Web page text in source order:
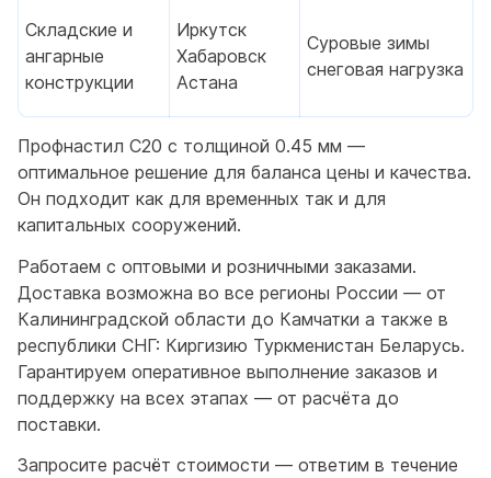
Складские и
ангарные
конструкции
Иркутск
Хабаровск
Астана
Суровые зимы
снеговая нагрузка
Профнастил С20 с толщиной 0.45 мм —
оптимальное решение для баланса цены и качества.
Он подходит как для временных так и для
капитальных сооружений.
Работаем с оптовыми и розничными заказами.
Доставка возможна во все регионы России — от
Калининградской области до Камчатки а также в
республики СНГ: Киргизию Туркменистан Беларусь.
Гарантируем оперативное выполнение заказов и
поддержку на всех этапах — от расчёта до
поставки.
Запросите расчёт стоимости — ответим в течение